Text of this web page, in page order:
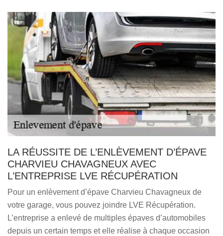
LA RÉUSSITE DE L’ENLÈVEMENT D’ÉPAVE
CHARVIEU CHAVAGNEUX AVEC
L’ENTREPRISE LVE RÉCUPÉRATION
Pour un enlèvement d’épave Charvieu Chavagneux de
votre garage, vous pouvez joindre LVE Récupération.
L’entreprise a enlevé de multiples épaves d’automobiles
depuis un certain temps et elle réalise à chaque occasion